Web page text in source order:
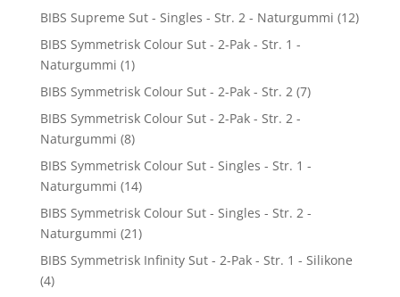
BIBS Supreme Sut - Singles - Str. 2 - Naturgummi (12)
BIBS Symmetrisk Colour Sut - 2-Pak - Str. 1 -
Naturgummi (1)
BIBS Symmetrisk Colour Sut - 2-Pak - Str. 2 (7)
BIBS Symmetrisk Colour Sut - 2-Pak - Str. 2 -
Naturgummi (8)
BIBS Symmetrisk Colour Sut - Singles - Str. 1 -
Naturgummi (14)
BIBS Symmetrisk Colour Sut - Singles - Str. 2 -
Naturgummi (21)
BIBS Symmetrisk Infinity Sut - 2-Pak - Str. 1 - Silikone
(4)